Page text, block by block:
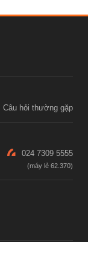
Câu hỏi thường gặp
024 7309 5555